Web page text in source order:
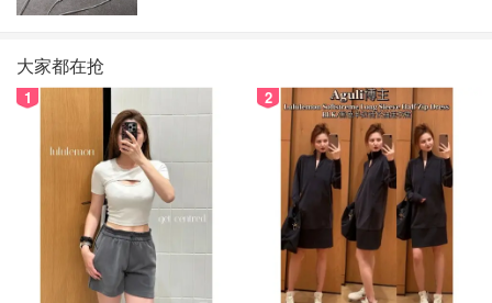
大家都在抢
1 2